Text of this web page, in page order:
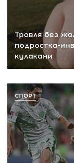
Травля без
подростка-
кулаками
СПОРТ